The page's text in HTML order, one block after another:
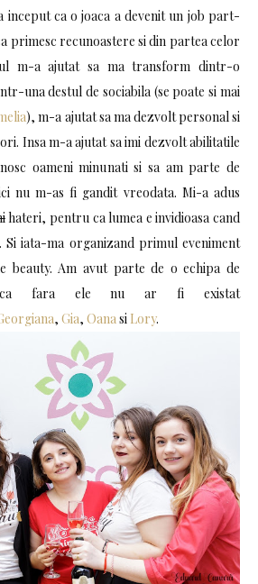
inceput ca o joaca a devenit un job part-
primesc recunoastere si din partea celor
m-a ajutat sa ma transform dintr-o
una destul de sociabila (se poate si mai
), m-a ajutat sa ma dezvolt personal si
Insa m-a ajutat sa imi dezvolt abilitatile
oameni minunati si sa am parte de
nu m-as fi gandit vreodata. Mi-a adus
hateri, pentru ca lumea e invidioasa cand
Si iata-ma organizand primul eveniment
beauty. Am avut parte de o echipa de
ca fara ele nu ar fi existat
, Gia, Oanasi Lory.